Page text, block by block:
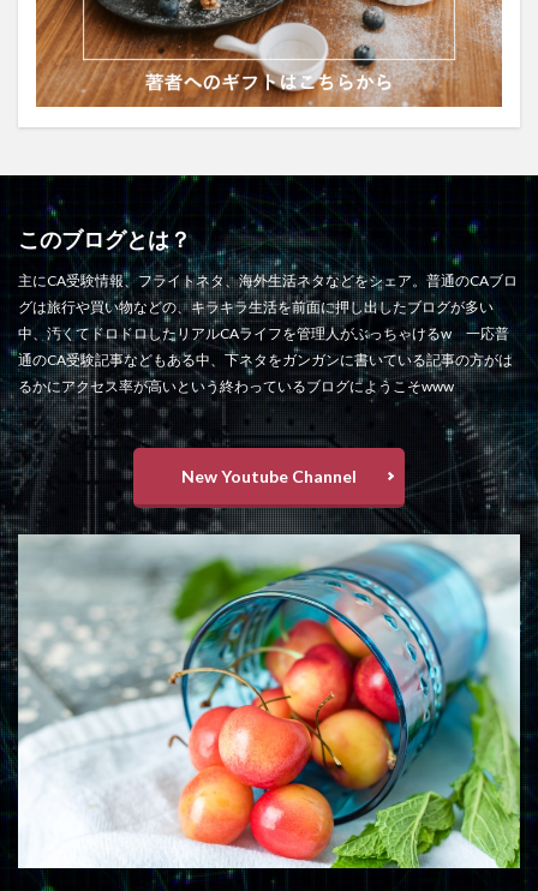
このブログとは？
主にCA受験情報、フライトネタ、海外生活ネタなどをシェア。普通のCAブロ
グは旅行や買い物などの、キラキラ生活を前面に押し出したブログが多い
中、汚くてドロドロしたリアルCAライフを管理人がぶっちゃけるw 一応普
通のCA受験記事などもある中、下ネタをガンガンに書いている記事の方がは
るかにアクセス率が高いという終わっているブログにようこそwww
New Youtube Channel